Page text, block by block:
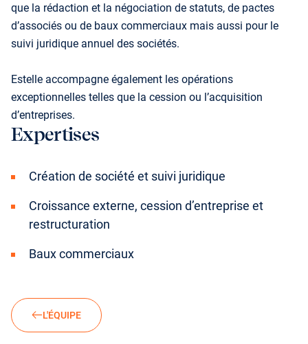
que la rédaction et la négociation de statuts, de pactes
d’associés ou de baux commerciaux mais aussi pour le
suivi juridique annuel des sociétés.
Estelle accompagne également les opérations
exceptionnelles telles que la cession ou l’acquisition
d’entreprises.
Expertises
Création de société et suivi juridique
Croissance externe, cession d’entreprise et
restructuration
Baux commerciaux
L'ÉQUIPE